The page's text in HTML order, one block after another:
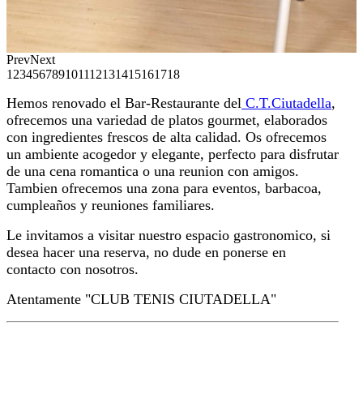
PrevNext
1 23456789101112131415161718
Hemos renovado el Bar-Restaurante del C.T.Ciutadella,
ofrecemos una variedad de platos gourmet, elaborados
con ingredientes frescos de alta calidad. Os ofrecemos
un ambiente acogedor y elegante, perfecto para disfrutar
de una cena romantica o una reunion con amigos.
Tambien ofrecemos una zona para eventos, barbacoa,
cumpleaños y reuniones familiares.
Le invitamos a visitar nuestro espacio gastronomico, si
desea hacer una reserva, no dude en ponerse en
contacto con nosotros.
Atentamente "CLUB TENIS CIUTADELLA"